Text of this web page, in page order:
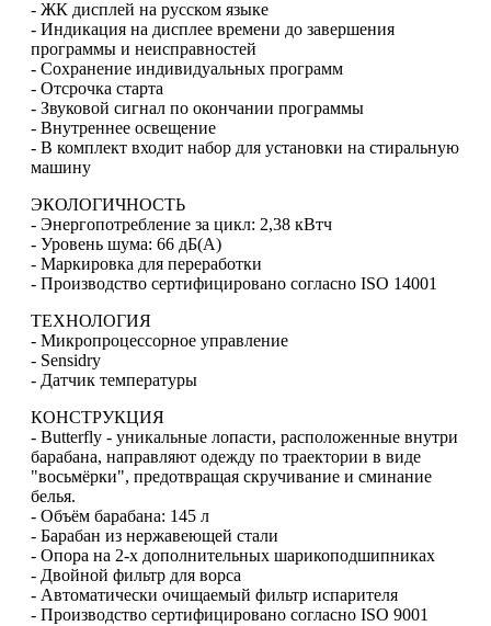
- ЖК дисплей на русском языке
- Индикация на дисплее времени до завершения
программы и неисправностей
- Сохранение индивидуальных программ
- Отсрочка старта
- Звуковой сигнал по окончании программы
- Внутреннее освещение
- В комплект входит набор для установки на стиральную
машину
ЭКОЛОГИЧНОСТЬ
- Энергопотребление за цикл: 2,38 кВтч
- Уровень шума: 66 дБ(A)
- Маркировка для переработки
- Производство сертифицировано согласно ISO 14001
ТЕХНОЛОГИЯ
- Микропроцессорное управление
- Sensidry
- Датчик температуры
КОНСТРУКЦИЯ
- Butterfly - уникальные лопасти, расположенные внутри
барабана, направляют одежду по траектории в виде
"восьмёрки", предотвращая скручивание и сминание
белья.
- Объём барабана: 145 л
- Барабан из нержавеющей стали
- Опора на 2-х дополнительных шарикоподшипниках
- Двойной фильтр для ворса
- Автоматически очищаемый фильтр испарителя
- Производство сертифицировано согласно ISO 9001